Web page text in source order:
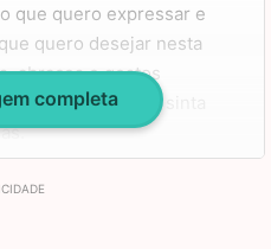
que quero expressar e
quero desejar nesta
abraços e gestos
com que você se sinta
rainha! Aproveite
completa